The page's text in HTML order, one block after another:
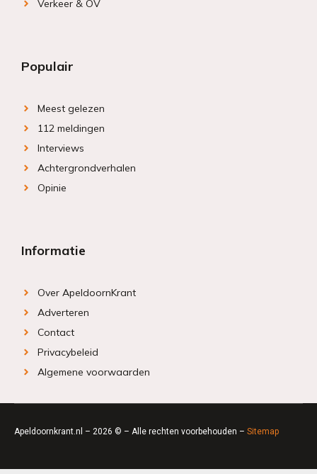
Verkeer & OV
Populair
Meest gelezen
112 meldingen
Interviews
Achtergrondverhalen
Opinie
Informatie
Over ApeldoornKrant
Adverteren
Contact
Privacybeleid
Algemene voorwaarden
Apeldoornkrant.nl – 2026 © – Alle rechten voorbehouden – Sitemap